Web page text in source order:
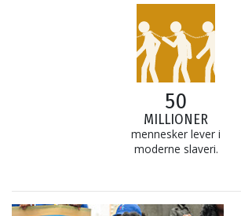
50
MILLIONER
mennesker lever i
moderne slaveri.